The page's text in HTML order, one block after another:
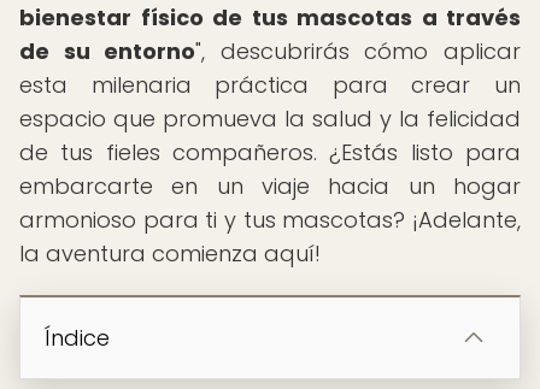
bienestar físico de tus mascotas a través
de su entorno", descubrirás cómo aplicar
esta milenaria práctica para crear un
espacio que promueva la salud y la felicidad
de tus fieles compañeros. ¿Estás listo para
embarcarte en un viaje hacia un hogar
armonioso para ti y tus mascotas? ¡Adelante,
la aventura comienza aquí!
Índice